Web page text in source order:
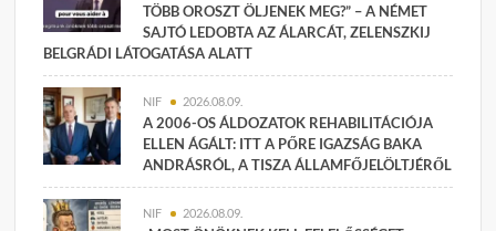
TÖBB OROSZT ÖLJENEK MEG?” – A NÉMET
SAJTÓ LEDOBTA AZ ÁLARCÁT, ZELENSZKIJ
BELGRÁDI LÁTOGATÁSA ALATT
NIF 2026.08.09.
A 2006-OS ÁLDOZATOK REHABILITÁCIÓJA
ELLEN ÁGÁLT: ITT A PŐRE IGAZSÁG BAKA
ANDRÁSRÓL, A TISZA ÁLLAMFŐJELÖLTJÉRŐL
NIF 2026.08.09.